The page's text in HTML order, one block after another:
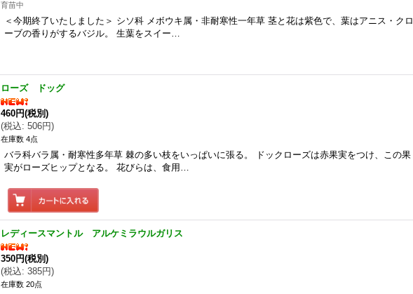
育苗中
＜今期終了いたしました＞ シソ科 メボウキ属・非耐寒性一年草 茎と花は紫色で、葉はアニス・クロ
ーブの香りがするバジル。 生葉をスイー…
ローズ ドッグ
460円(税別)
(税込: 506円)
在庫数 4点
バラ科バラ属・耐寒性多年草 棘の多い枝をいっぱいに張る。 ドックローズは赤果実をつけ、この果
実がローズヒップとなる。 花びらは、食用…
レディースマントル アルケミラウルガリス
350円(税別)
(税込: 385円)
在庫数 20点